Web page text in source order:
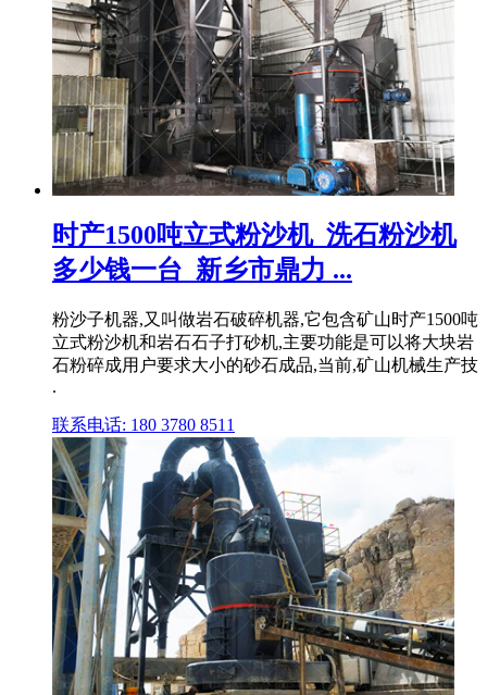
时产1500吨立式粉沙机_洗石粉沙机
多少钱一台_新乡市鼎力 ...
粉沙子机器,又叫做岩石破碎机器,它包含矿山时产1500吨
立式粉沙机和岩石石子打砂机,主要功能是可以将大块岩
石粉碎成用户要求大小的砂石成品,当前,矿山机械生产技
.
联系电话: 180 3780 8511